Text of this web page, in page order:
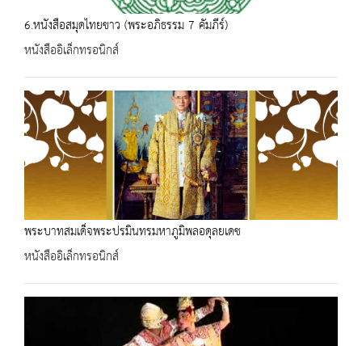
6.หนังสือสมุดไทยขาว (พระอภิธรรม 7 คัมภีร์)
หนังสืออิเล็กทรอนิกส์
พระบาทสมเด็จพระปรมินทรมหาภูมิพลอดุลยเดช
หนังสืออิเล็กทรอนิกส์